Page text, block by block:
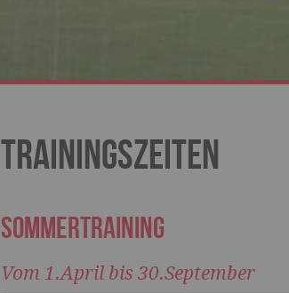
Trainingszeiten
Sommertraining
Vom 1.April bis 30.September